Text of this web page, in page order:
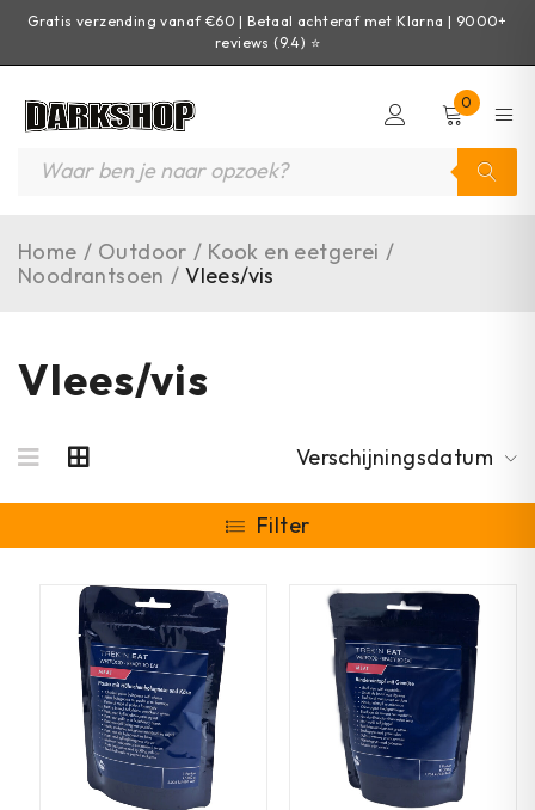
Gratis verzending vanaf €60 | Betaal achteraf met Klarna | 9000+
reviews (9.4) ⭐
0
Home / Outdoor / Kook en eetgerei /
Noodrantsoen / Vlees/vis
Vlees/vis
Verschijningsdatum
Filter